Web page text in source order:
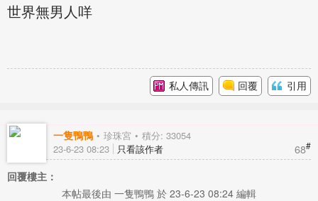
世界無男人咩
私人傳訊 回覆 引用
一隻鴨鴨 珍珠宮 積分: 33054
68#
23-6-23 08:23 只看該作者
回覆樓主：
本帖最後由 一隻鴨鴨 於 23-6-23 08:24 編輯